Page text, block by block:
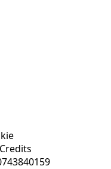
Credits